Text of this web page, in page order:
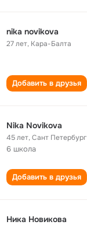
nika novikova
27 лет, Кара-Балта
Добавить в друзья
Nika Novikova
45 лет,Сант Петербург
6 школа
Добавить в друзья
Ника Новикова